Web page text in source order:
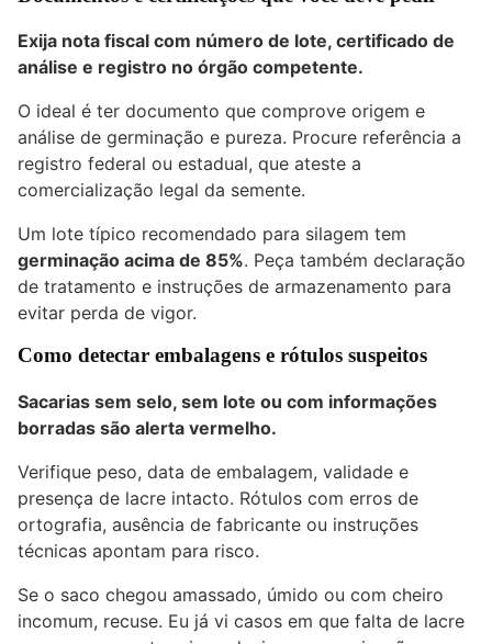
Exija nota fiscal com número de lote, certificado de
análise e registro no órgão competente.
O ideal é ter documento que comprove origem e
análise de germinação e pureza. Procure referência a
registro federal ou estadual, que ateste a
comercialização legal da semente.
Um lote típico recomendado para silagem tem
germinação acima de 85%. Peça também declaração
de tratamento e instruções de armazenamento para
evitar perda de vigor.
Como detectar embalagens e rótulos suspeitos
Sacarias sem selo, sem lote ou com informações
borradas são alerta vermelho.
Verifique peso, data de embalagem, validade e
presença de lacre intacto. Rótulos com erros de
ortografia, ausência de fabricante ou instruções
técnicas apontam para risco.
Se o saco chegou amassado, úmido ou com cheiro
incomum, recuse. Eu já vi casos em que falta de lacre